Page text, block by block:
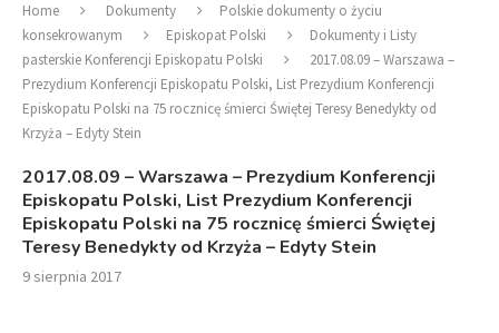
Home Dokumenty
Polskie dokumenty o życiu
konsekrowanym
Episkopat Polski
Dokumenty i Listy
pasterskie Konferencji Episkopatu Polski
2017.08.09 – Warszawa –
Prezydium Konferencji Episkopatu Polski, List Prezydium Konferencji
Episkopatu Polski na 75 rocznicę śmierci Świętej Teresy Benedykty od
Krzyża – Edyty Stein
2017.08.09 – Warszawa – Prezydium Konferencji
Episkopatu Polski, List Prezydium Konferencji
Episkopatu Polski na 75 rocznicę śmierci Świętej
Teresy Benedykty od Krzyża – Edyty Stein
9 sierpnia 2017